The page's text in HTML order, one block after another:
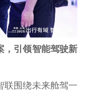
，引领智能驾驶新
联围绕未来舱驾一